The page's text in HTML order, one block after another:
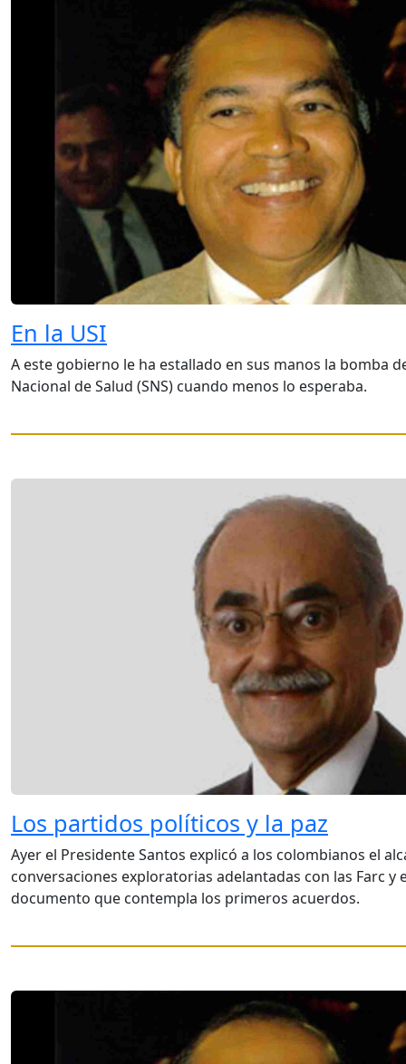
En la USI
A este gobierno le ha estallado en sus manos la bomba
Nacional de Salud (SNS) cuando menos lo esperaba.
Los partidos políticos y la paz
Ayer el Presidente Santos explicó a los colombianos el
conversaciones exploratorias adelantadas con las Farc y
documento que contempla los primeros acuerdos.